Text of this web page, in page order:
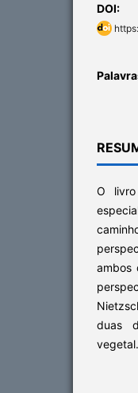
DOI:
O
ambos
duas
vegetal.